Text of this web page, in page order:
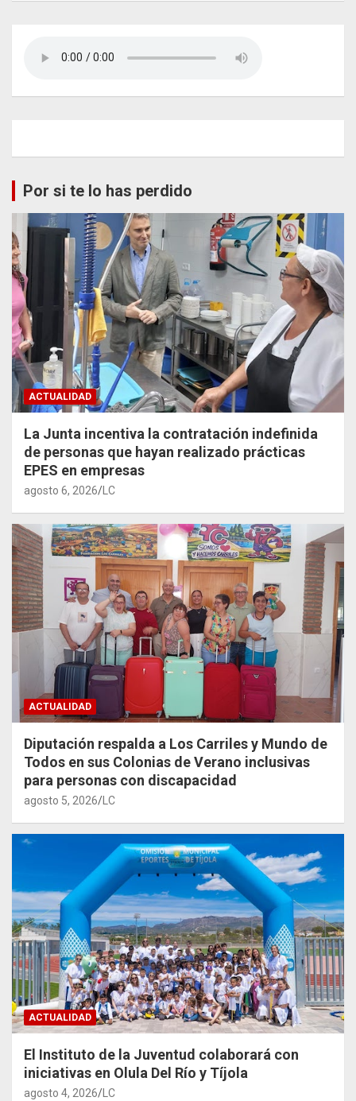
Por si te lo has perdido
ACTUALIDAD
La Junta incentiva la contratación indefinida
de personas que hayan realizado prácticas
EPES en empresas
agosto 6, 2026 LC
ACTUALIDAD
Diputación respalda a Los Carriles y Mundo de
Todos en sus Colonias de Verano inclusivas
para personas con discapacidad
agosto 5, 2026 LC
ACTUALIDAD
El Instituto de la Juventud colaborará con
iniciativas en Olula Del Río y Tíjola
agosto 4, 2026 LC